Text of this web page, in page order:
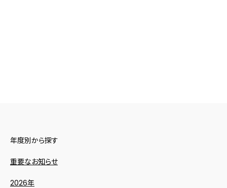
年度別から探す
重要なお知らせ
2026年